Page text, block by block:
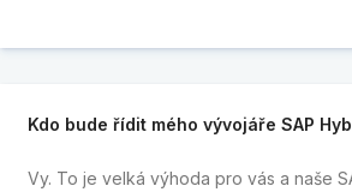
Kdo bude řídit mého vývojáře SAP
Vy. To je velká výhoda pro vás a naše